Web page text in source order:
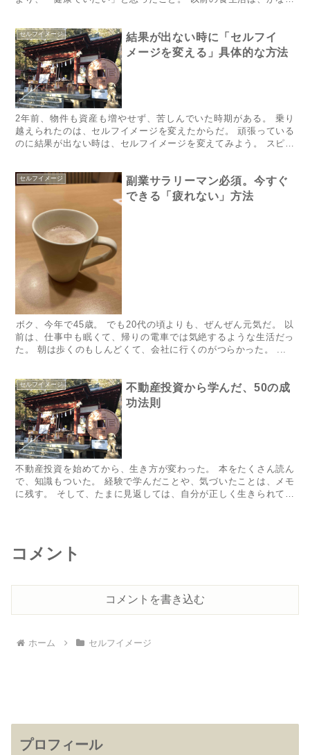
セルフイメージ
結果が出ない時に「セルフイ
メージを変える」具体的な方法
2年前、物件も資産も増やせず、苦しんでいた時期がある。 乗り
越えられたのは、セルフイメージを変えたからだ。 頑張っている
のに結果が出ない時は、セルフイメージを変えてみよう。 スピリ
セルフイメージ
副業サラリーマン必須。今すぐ
できる「疲れない」方法
​​ボク、今年で45歳。 でも20代の頃よりも、ぜんぜん元気だ。​​​​​​​​​​​​​​​​​​​​​​​​​​​ 以
前は、​仕事中も眠くて、帰りの電車では気絶するような生活だっ
た。 朝は歩くのもしんどくて、会社に行くのがつらかった。 ...
セルフイメージ
不動産投資から学んだ、50の成
功法則
不動産投資を始めてから、生き方が変わった。 本をたくさん読ん
で、知識もついた。 経験で学んだことや、気づいたことは、メモ
に残す。 そして、たまに見返しては、自分が正しく生きられてい
コメント
コメントを書き込む
ホーム セルフイメージ
プロフィール